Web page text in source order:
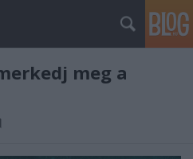
meg a